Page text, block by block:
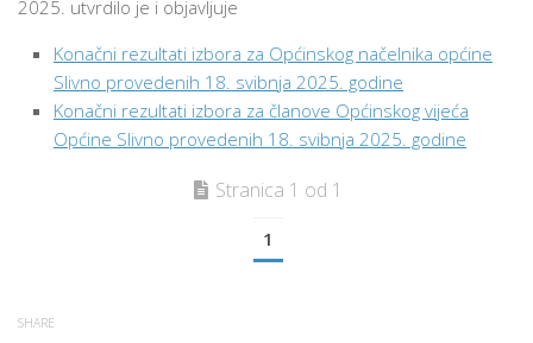
2025. utvrdilo je i objavljuje
Konačni rezultati izbora za Općinskog načelnika općine
Slivno provedenih 18. svibnja 2025. godine
Konačni rezultati izbora za članove Općinskog vijeća
Općine Slivno provedenih 18. svibnja 2025. godine
Stranica 1 od 1
1
SHARE